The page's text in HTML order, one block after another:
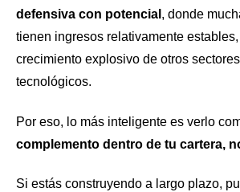
defensiva con potencial , donde
tienen ingresos relativamente estables,
crecimiento explosivo de otros
tecnológicos.
Por eso, lo más inteligente es verlo
complemento dentro de tu cartera,
Si estás construyendo a largo plazo,